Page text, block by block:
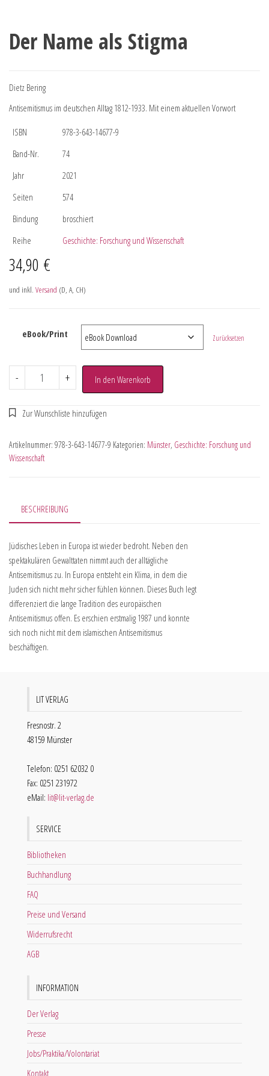
Der Name als Stigma
Dietz Bering
Antisemitismus im deutschen Alltag 1812-1933. Mit einem aktuellen Vorwort
ISBN
978-3-643-14677-9
Band-Nr.
74
Jahr
2021
Seiten
574
Bindung
broschiert
Reihe
Geschichte: Forschung und Wissenschaft
34,90 €
und inkl. Versand (D, A, CH)
eBook/Print Zurücksetzen
- + In den Warenkorb
Artikelnummer: 978-3-643-14677-9 Kategorien: Münster, Geschichte: Forschung und
Wissenschaft
BESCHREIBUNG
Jüdisches Leben in Europa ist wieder bedroht. Neben den
spektakulären Gewalttaten nimmt auch der alltägliche
Antisemitismus zu. In Europa entsteht ein Klima, in dem die
Juden sich nicht mehr sicher fühlen können. Dieses Buch legt
differenziert die lange Tradition des europäischen
Antisemitismus offen. Es erschien erstmalig 1987 und konnte
sich noch nicht mit dem islamischen Antisemitismus
beschäftigen.
LIT VERLAG
Fresnostr. 2
48159 Münster
Telefon: 0251 62032 0
Fax: 0251 231972
eMail: lit@lit-verlag.de
SERVICE
Bibliotheken
Buchhandlung
FAQ
Preise und Versand
Widerrufsrecht
AGB
INFORMATION
Der Verlag
Presse
Jobs/Praktika/Volontariat
Kontakt